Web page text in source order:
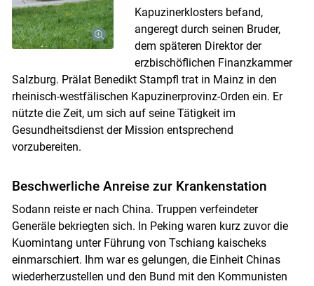
Kapuzinerklosters befand,
angeregt durch seinen Bruder,
dem späteren Direktor der
erzbischöflichen Finanzkammer
Salzburg. Prälat Benedikt Stampfl trat in Mainz in den
rheinisch-westfälischen Kapuzinerprovinz-Orden ein. Er
nützte die Zeit, um sich auf seine Tätigkeit im
Gesundheitsdienst der Mission entsprechend
vorzubereiten.
Beschwerliche Anreise zur Krankenstation
Sodann reiste er nach China. Truppen verfeindeter
Generäle bekriegten sich. In Peking waren kurz zuvor die
Kuomintang unter Führung von Tschiang kaischeks
einmarschiert. Ihm war es gelungen, die Einheit Chinas
wiederherzustellen und den Bund mit den Kommunisten